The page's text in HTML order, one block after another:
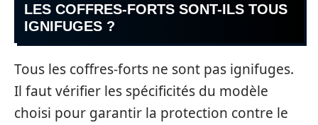
LES COFFRES-FORTS SONT-ILS TOUS
IGNIFUGES ?
Tous les coffres-forts ne sont pas ignifuges.
Il faut vérifier les spécificités du modèle
choisi pour garantir la protection contre le